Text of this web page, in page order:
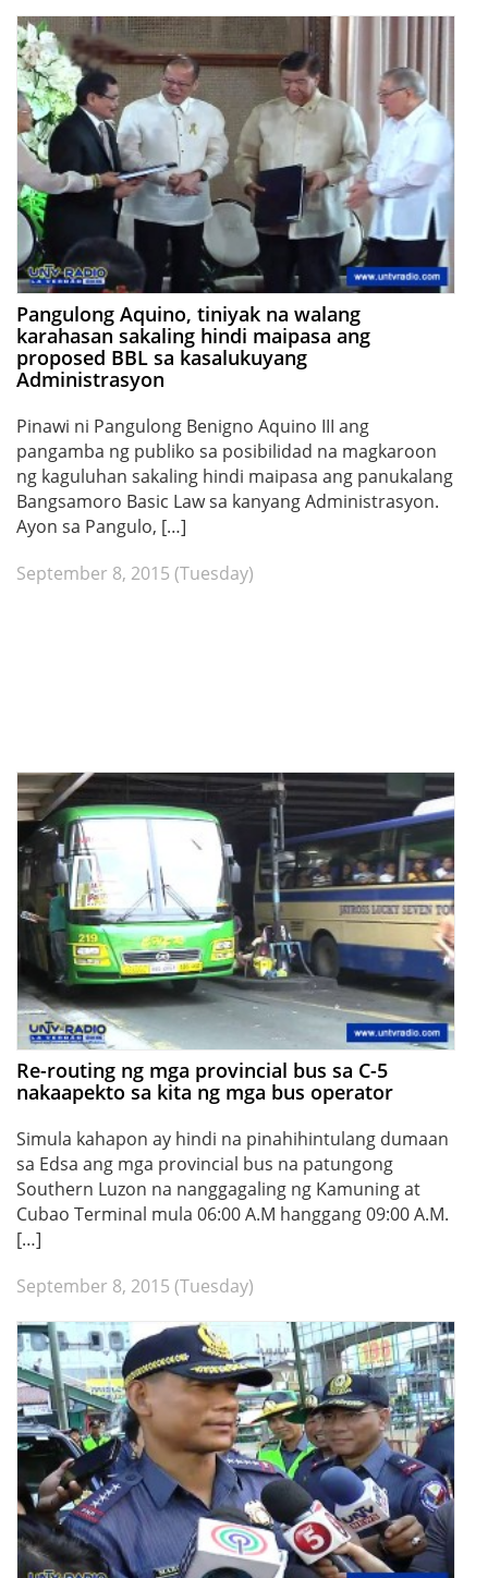
Pangulong Aquino, tiniyak na walang
karahasan sakaling hindi maipasa ang
proposed BBL sa kasalukuyang
Administrasyon
Pinawi ni Pangulong Benigno Aquino III ang
pangamba ng publiko sa posibilidad na magkaroon
ng kaguluhan sakaling hindi maipasa ang panukalang
Bangsamoro Basic Law sa kanyang Administrasyon.
Ayon sa Pangulo, […]
September 8, 2015 (Tuesday)
Re-routing ng mga provincial bus sa C-5
nakaapekto sa kita ng mga bus operator
Simula kahapon ay hindi na pinahihintulang dumaan
sa Edsa ang mga provincial bus na patungong
Southern Luzon na nanggagaling ng Kamuning at
Cubao Terminal mula 06:00 A.M hanggang 09:00 A.M.
[…]
September 8, 2015 (Tuesday)